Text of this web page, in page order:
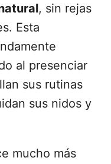
, sin rejas
Esta
al presenciar
sus rutinas
sus nidos y
mucho más